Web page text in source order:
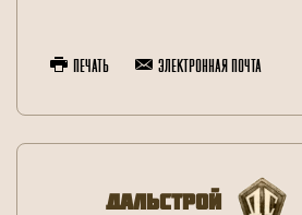
Печать Электронная почта
Дальстрой